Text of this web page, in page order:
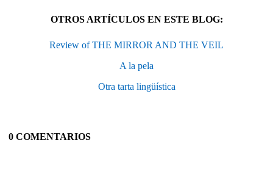
OTROS ARTÍCULOS EN ESTE BLOG:
Review of THE MIRROR AND THE VEIL
A la pela
Otra tarta lingüística
0 COMENTARIOS